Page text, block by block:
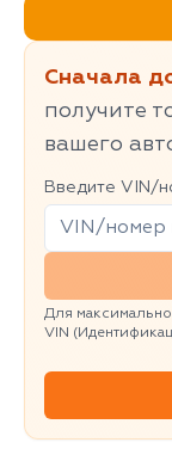
Сначала
получите
вашего
Введите VIN/
Для
VIN